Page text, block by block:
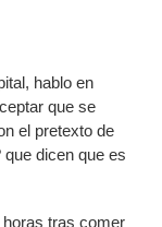
hablo en
que se
el pretexto de
dicen que es
horas tras comer